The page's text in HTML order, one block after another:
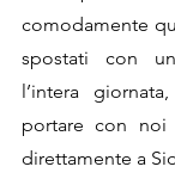
comodamente
spostati con
l’intera
portare con noi
direttamente a